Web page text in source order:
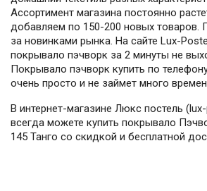
Ассортимент магазина постоянно
добавляем по 150-200 новых товаров.
за новинками рынка. На сайте Lux-
покрывало пэчворк за 2 минуты не
Покрывало пэчворк купить по
очень просто и не займет много
В интернет-магазине Люкс постель
всегда можете купить покрывало
145 Танго со скидкой и бесплатной